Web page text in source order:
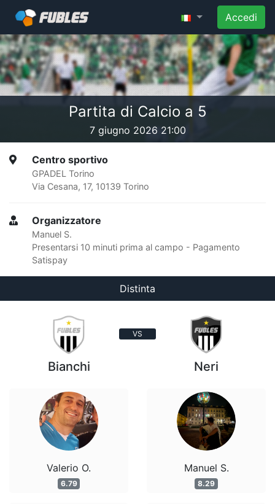
Accedi
Partita di Calcio a 5
7 giugno 2026 21:00
Centro sportivo
GPADEL Torino
Via Cesana, 17, 10139 Torino
Organizzatore
Manuel S.
Presentarsi 10 minuti prima al campo - Pagamento
Satispay
Distinta
VS
Bianchi
Valerio O.
6.79
Neri
Manuel S.
8.29